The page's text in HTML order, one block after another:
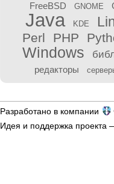
FreeBSD GNOME
Java KDE
Perl PHP
Windows
редакторы
Разработано в компании
Идея и поддержка проекта